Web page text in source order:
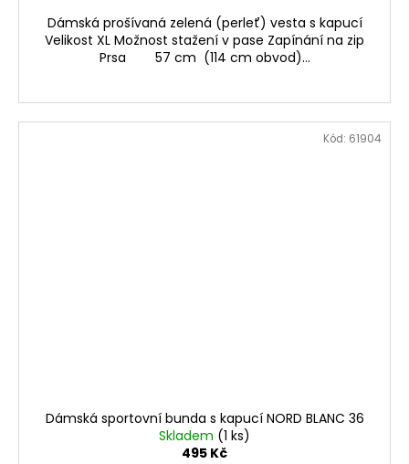
Dámská prošívaná zelená (perleť) vesta s kapucí
Velikost XL Možnost stažení v pase Zapínání na zip
Prsa 57 cm (114 cm obvod)...
Dámská sportovní bunda s kapucí NORD BLANC 36
Skladem (1 ks)
495 Kč
Kód: 61904